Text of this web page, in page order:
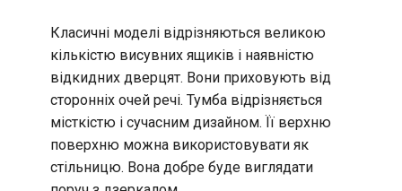
Класичні моделі відрізняються великою
кількістю висувних ящиків і наявністю
відкидних дверцят. Вони приховують від
сторонніх очей речі. Тумба відрізняється
місткістю і сучасним дизайном. Її верхню
поверхню можна використовувати як
стільницю. Вона добре буде виглядати